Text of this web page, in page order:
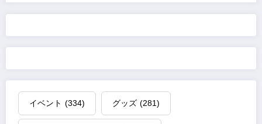
イベント (334) グッズ (281)